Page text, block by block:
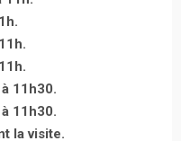
11h30.
11h30.
la visite.